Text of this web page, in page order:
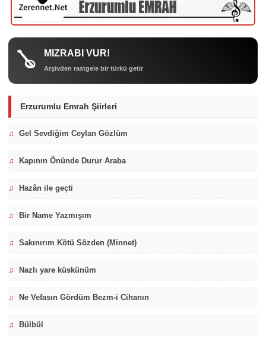
🪕 MIZRABI VUR!
Arşivden rastgele bir türkü getir
Erzurumlu Emrah Şiirleri
♫ Gel Sevdiğim Ceylan Gözlüm
♫ Kapının Önünde Durur Araba
♫ Hazân ile geçti
♫ Bir Name Yazmışım
♫ Sakınırım Kötü Sözden (Minnet)
♫ Nazlı yare küskünüm
♫ Ne Vefasın Gördüm Bezm-i Cihanın
♫ Bülbül